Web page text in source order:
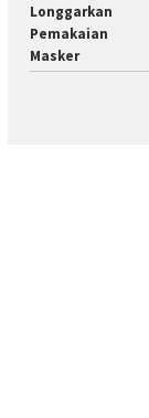
Longgarkan
Pemakaian
Masker